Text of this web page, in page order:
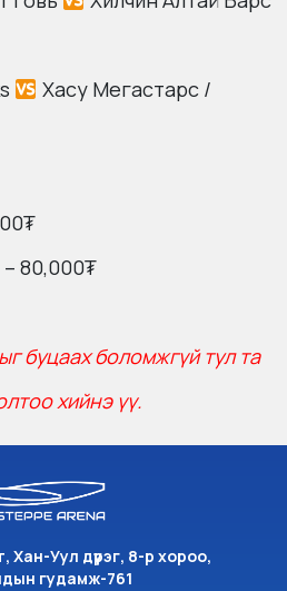
Хасу Мегастарс /
80,000₮
буцаах боломжгүй тул та
хийнэ үү.
Уул дүүрэг, 8-р хороо,
гудамж-761